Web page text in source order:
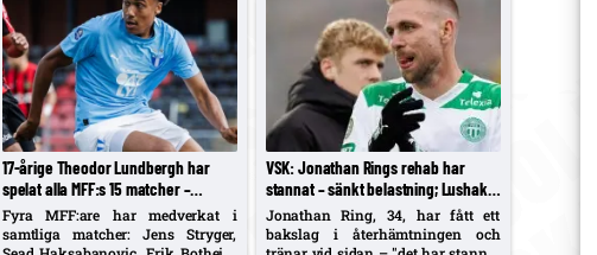
17-årige Theodor Lundbergh har
spelat alla MFF:s 15 matcher –
vänsterbacksplatsen öppen inför
Degerfors
Fyra MFF:are har medverkat i
samtliga matcher: Jens Stryger,
VSK: Jonathan Rings rehab har
stannat – sänkt belastning; Lushaku
osäker, Nsabiyumva igång med boll
Jonathan Ring, 34, har fått ett
bakslag i återhämtningen och